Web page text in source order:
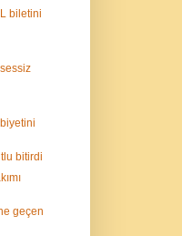
biletini
bitirdi
geçen